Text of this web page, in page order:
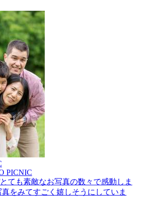
PICNIC
ても素敵なお写真の数々で感動しま
をみてすごく嬉しそうにしていま